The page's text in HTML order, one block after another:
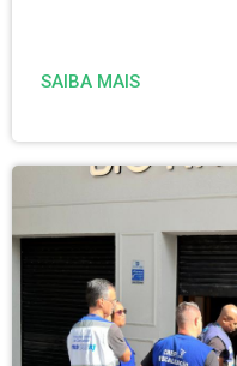
SAIBA MAIS